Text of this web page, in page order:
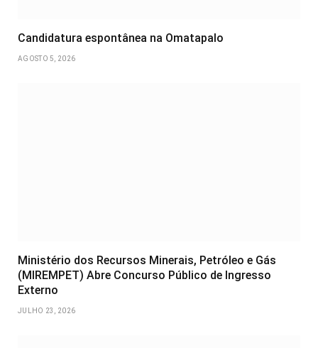
Candidatura espontânea na Omatapalo
AGOSTO 5, 2026
Ministério dos Recursos Minerais, Petróleo e Gás
(MIREMPET) Abre Concurso Público de Ingresso
Externo
JULHO 23, 2026